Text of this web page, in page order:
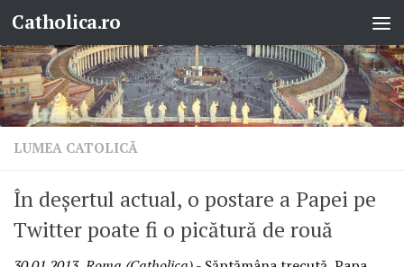
Skip to content
Catholica.ro
LUMEA CATOLICĂ
În deşertul actual, o postare a Papei pe
Twitter poate fi o picătură de rouă